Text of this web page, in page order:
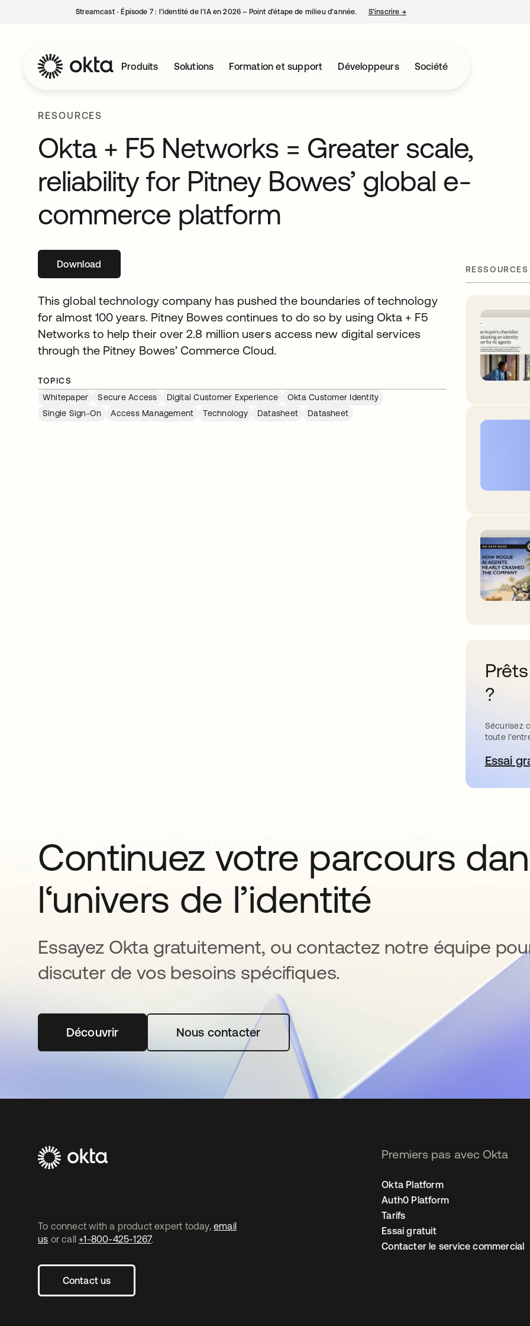
Streamcast ‑ Épisode 7 : l’identité de l’IA en 2026 – Point d’étape de milieu d’année. S’inscrire →s’ouvre dans un nouvel onglet
Produits Solutions Formation et support Développeurs Société
RESOURCES
Okta + F5 Networks = Greater scale,
reliability for Pitney Bowes’ global e-
commerce platform
Downloads’ouvre dans un nouvel onglet
This global technology company has pushed the boundaries of technology
for almost 100 years. Pitney Bowes continues to do so by using Okta + F5
Networks to help their over 2.8 million users access new digital services
through the Pitney Bowes’ Commerce Cloud.
TOPICS
Whitepaper
Secure Access Digital Customer Experience
Okta Customer Identity
Single Sign-On
Access Management Technology Datasheet Datasheet
?
Sécurisez
toute
Essai
Continuez votre parcours
l‘univers de l’identité
Essayez Okta gratuitement, ou contactez notre équipe
discuter de vos besoins spécifiques.
Découvrirs’ouvre dans un nouvel onglet
Nous contacter
To connect with a product expert today, email
us or call +1-800-425-1267.
Contact us
Premiers pas avec Okta
Okta Platform
Auth0 Platform
Tarifs
Essai gratuit
Contacter le service commercial